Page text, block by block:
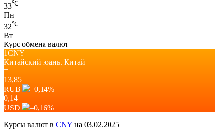
33℃
Пн
32℃
Вт
Курс обмена валют
1CNY
Китайский юань. Китай
=
13,85
RUB
–0,14%
0,14
USD
–0,16%
Курсы валют в CNY на 03.02.2025